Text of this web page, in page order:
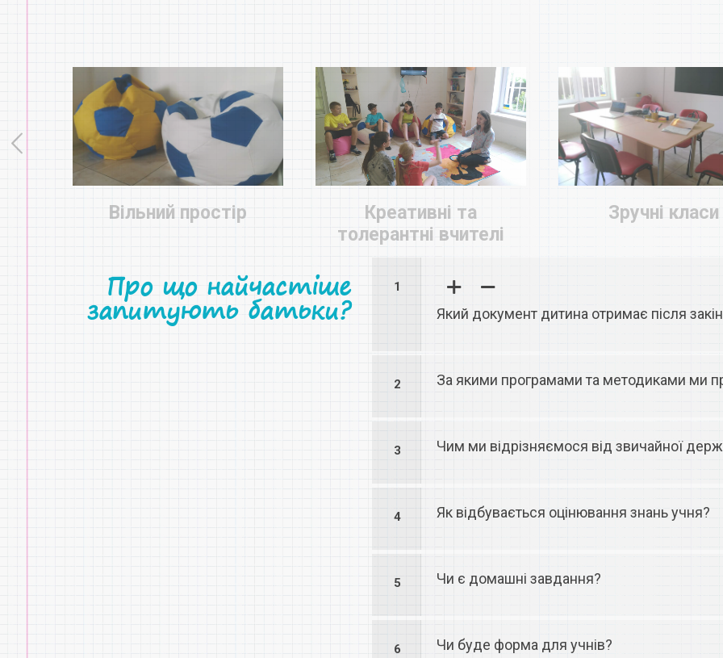
Вільний простір
Креативні та
толерантні вчителі
Зручні класи
Про що найчастіше
запитують батьки?
1
Який документ дитина отримає після
2 За якими програмами та методиками ми
3 Чим ми відрізняємося від звичайної
4 Як відбувається оцінювання знань учня?
5 Чи є домашні завдання?
6 Чи буде форма для учнів?